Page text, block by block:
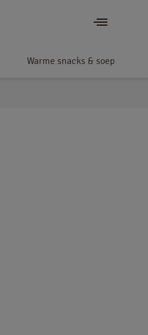
Warme snacks & soep